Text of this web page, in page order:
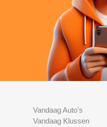
Vandaag Auto's
Vandaag Klussen